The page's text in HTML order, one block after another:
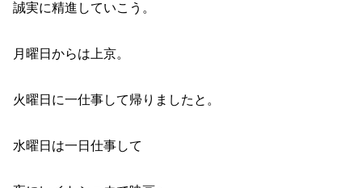
誠実に精進していこう。
月曜日からは上京。
火曜日に一仕事して帰りましたと。
水曜日は一日仕事して